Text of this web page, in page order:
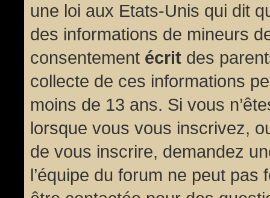
une loi aux Etats-Unis qui dit
des informations de mineurs
consentement écrit des
collecte de ces informations
moins de 13 ans. Si vous
lorsque vous vous inscrivez,
de vous inscrire, demandez
l’équipe du forum ne peut